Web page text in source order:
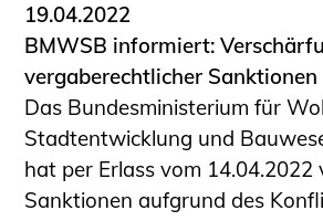
19.04.2022
BMWSB informiert:
vergaberechtlicher Sanktionen
Das Bundesministerium für
Stadtentwicklung und
hat per Erlass vom 14.04.2022
Sanktionen aufgrund des